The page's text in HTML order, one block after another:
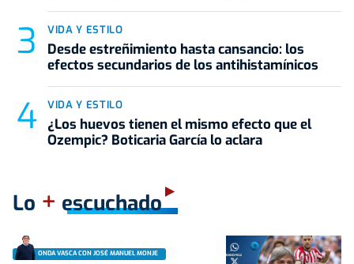
VIDA Y ESTILO
Desde estreñimiento hasta cansancio: los
efectos secundarios de los antihistamínicos
VIDA Y ESTILO
¿Los huevos tienen el mismo efecto que el
Ozempic? Boticaria García lo aclara
Lo + escuchado
ONDA VASCA CON JOSÉ MANUEL MONJE